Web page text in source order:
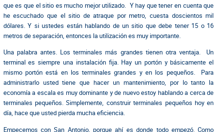
que es que el sitio es mucho mejor utilizado. Y hay que tener en cuenta que
he escuchado que el sitio de atraque por metro, cuesta doscientos mil
dólares. Y si ustedes están hablando de un sitio que debe tener 15 o 16
metros de separación, entonces la utilización es muy importante.
Una palabra antes. Los terminales más grandes tienen otra ventaja. Un
terminal es siempre una instalación fija. Hay un portón y básicamente el
mismo portón está en los terminales grandes y en los pequeños. Para
administrarlo usted tiene que hacer un mantenimiento, por lo tanto la
economía a escala es muy dominante y de nuevo estoy hablando a cerca de
terminales pequeños. Simplemente, construir terminales pequeños hoy en
día, hace que usted pierda mucha eficiencia.
Empecemos con San Antonio, porque ahí es donde todo empezó. Como